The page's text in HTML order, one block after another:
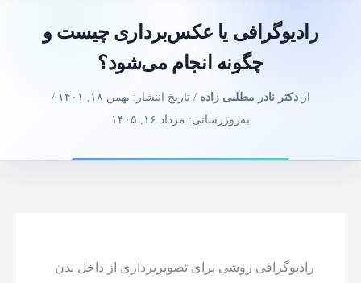
رادیوگرافی یا عکس‌برداری چیست و
چگونه انجام می‌شود؟
از دکتر نادر مطلبی زاده/ تاریخ انتشار: بهمن ۱۸, ۱۴۰۱
/
به‌روزرسانی: مرداد ۱۶, ۱۴۰۵
رادیوگرافی روشی برای تصویربرداری از داخل بدن